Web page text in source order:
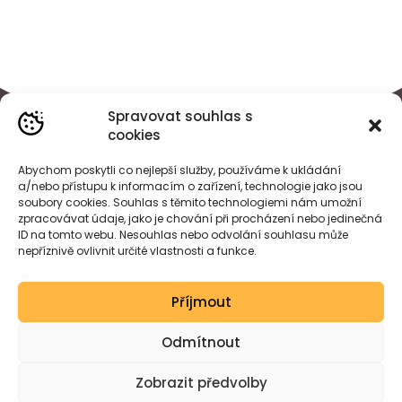
Spravovat souhlas s
cookies
Abychom poskytli co nejlepší služby, používáme k ukládání
a/nebo přístupu k informacím o zařízení, technologie jako jsou
soubory cookies. Souhlas s těmito technologiemi nám umožní
zpracovávat údaje, jako je chování při procházení nebo jedinečná
ID na tomto webu. Nesouhlas nebo odvolání souhlasu může
nepříznivě ovlivnit určité vlastnosti a funkce.
Příjmout
Odmítnout
Zobrazit předvolby
Created by wessdesign.